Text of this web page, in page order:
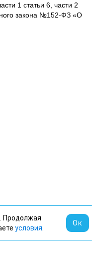
1 статьи 6, части 2
закона №152-ФЗ «О
Продолжая
условия
Ок